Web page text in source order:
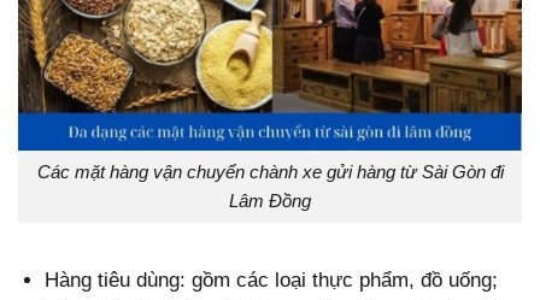
Các mặt hàng vận chuyển chành xe gửi hàng từ Sài Gòn đi
Lâm Đồng
Hàng tiêu dùng: gồm các loại thực phẩm, đồ uống;